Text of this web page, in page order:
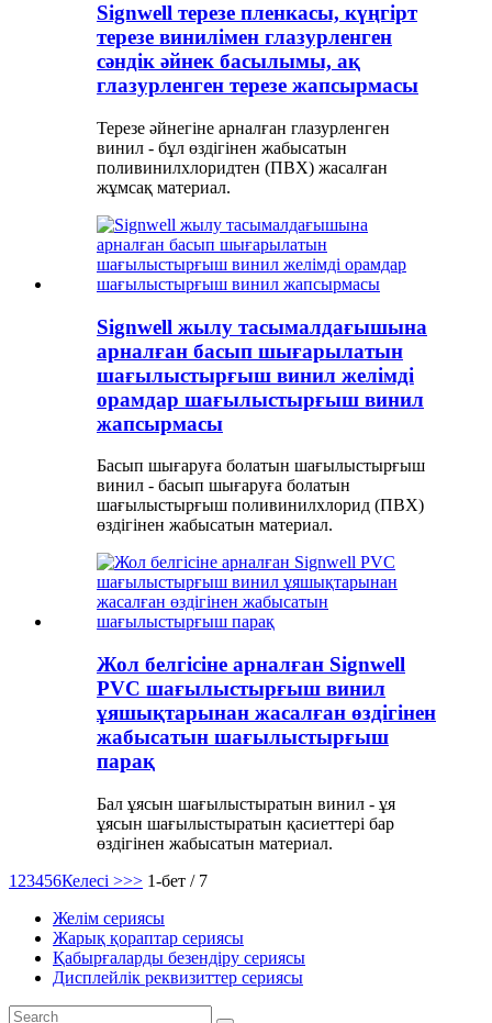
Signwell терезе пленкасы, күңгірт
терезе винилімен глазурленген
сәндік әйнек басылымы, ақ
глазурленген терезе жапсырмасы
Терезе әйнегіне арналған глазурленген
винил - бұл өздігінен жабысатын
поливинилхлоридтен (ПВХ) жасалған
жұмсақ материал.
Signwell жылу тасымалдағышына
арналған басып шығарылатын
шағылыстырғыш винил желімді
орамдар шағылыстырғыш винил
жапсырмасы
Басып шығаруға болатын шағылыстырғыш
винил - басып шығаруға болатын
шағылыстырғыш поливинилхлорид (ПВХ)
өздігінен жабысатын материал.
Жол белгісіне арналған Signwell
PVC шағылыстырғыш винил
ұяшықтарынан жасалған өздігінен
жабысатын шағылыстырғыш
парақ
Бал ұясын шағылыстыратын винил - ұя
ұясын шағылыстыратын қасиеттері бар
өздігінен жабысатын материал.
1 23456Келесі >>> 1-бет / 7
Желім сериясы
Жарық қораптар сериясы
Қабырғаларды безендіру сериясы
Дисплейлік реквизиттер сериясы